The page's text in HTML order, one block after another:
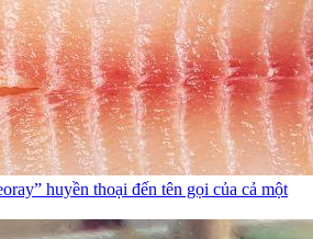
huyền thoại đến tên gọi của cả một